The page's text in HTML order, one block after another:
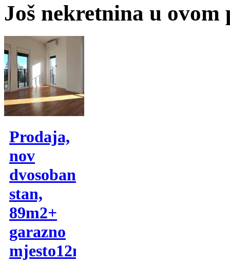
Još nekretnina u ovom
Prodaja,
nov
dvosoban
stan,
89m2+
garazno
mjesto12m2